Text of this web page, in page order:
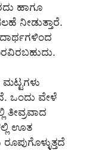
ಹಾಗೂ
ನೀಡುತ್ತಾರೆ.
ಒಂದು ವೇಳೆ
ತೀವ್ರವಾದ
ಊತ